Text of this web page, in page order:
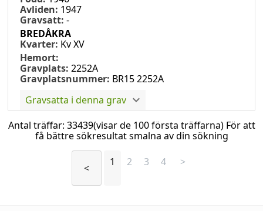
Avliden: 1947
Gravsatt: -
BREDÅKRA
Kvarter: Kv XV
Hemort:
Gravplats: 2252A
Gravplatsnummer: BR15 2252A
Gravsatta i denna grav
Antal träffar: 33439(visar de 100 första träffarna) För att
få bättre sökresultat smalna av din sökning
< 1 2 3 4 >